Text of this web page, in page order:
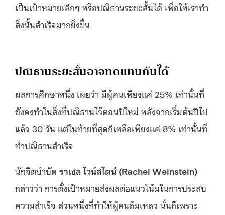
เป็นเป้าหมายเล็กๆ หรือปณิธานระยะสั้นได้ เพื่อให้เราทำ
สิ่งนั้นสำเร็จมากยิ่งขึ้น
ปณิธานระยะสั้นอาจทดแทนกันได้
ผลการศึกษาหนึ่ง เผยว่า มีผู้คนเพียงแค่ 25% เท่านั้นที่
ยังคงทำในสิ่งที่ปณิธานไว้ตอนปีใหม่ หลังจากเริ่มต้นปีไป
แล้ว 30 วัน แต่ในท้ายที่สุดก็เหลือเพียงแค่ 8% เท่านั้นที่
ทำปณิธานสำเร็จ
นักจิตบำบัด ราเชล ไวน์สไตน์ (Rachel Weinstein)
กล่าวว่า การตั้งเป้าหมายส่งผลต่อแนวโน้มในการประสบ
ความสำเร็จ ส่วนหนึ่งที่ทำให้ผู้คนล้มเหลว นั่นก็เพราะ